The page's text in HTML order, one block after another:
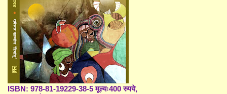
ISBN: 978-81-19229-38-5 मूल्यः400 रुपये,